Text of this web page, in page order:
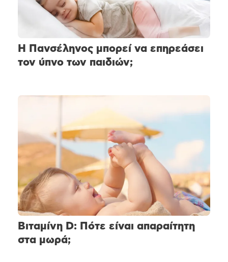
Η Πανσέληνος μπορεί να επηρεάσει
τον ύπνο των παιδιών;
Βιταμίνη D: Πότε είναι απαραίτητη
στα μωρά;